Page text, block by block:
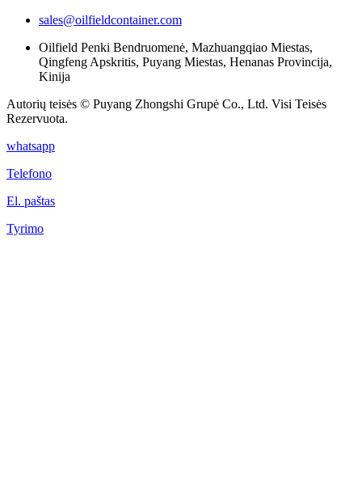
sales@oilfieldcontainer.com
Oilfield Penki Bendruomenė, Mazhuangqiao Miestas,
Qingfeng Apskritis, Puyang Miestas, Henanas Provincija,
Kinija
Autorių teisės © Puyang Zhongshi Grupė Co., Ltd. Visi Teisės
Rezervuota.
whatsapp
Telefono
El. paštas
Tyrimo